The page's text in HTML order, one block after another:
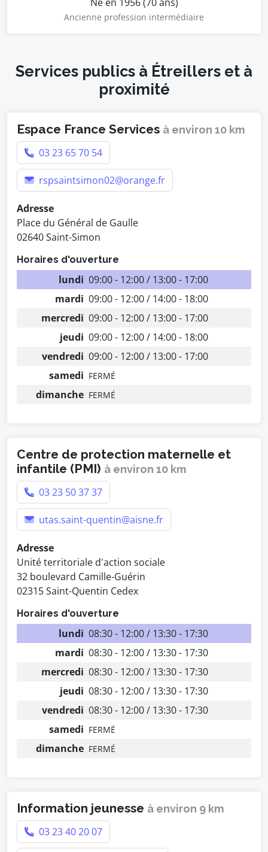
Ancienne profession intermédiaire
Services publics à Étreillers et à
proximité
Espace France Services à environ 10 km
03 23 65 70 54
rspsaintsimon02@orange.fr
Adresse
Place du Général de Gaulle
02640 Saint-Simon
Horaires d'ouverture
lundi 09:00 - 12:00 / 13:00 - 17:00
mardi 09:00 - 12:00 / 14:00 - 18:00
mercredi 09:00 - 12:00 / 13:00 - 17:00
jeudi 09:00 - 12:00 / 14:00 - 18:00
vendredi 09:00 - 12:00 / 13:00 - 17:00
samedi FERMÉ
dimanche FERMÉ
Centre de protection maternelle et
infantile (PMI) à environ 10 km
03 23 50 37 37
utas.saint-quentin@aisne.fr
Adresse
Unité territoriale d'action sociale
32 boulevard Camille-Guérin
02315 Saint-Quentin Cedex
Horaires d'ouverture
lundi 08:30 - 12:00 / 13:30 - 17:30
mardi 08:30 - 12:00 / 13:30 - 17:30
mercredi 08:30 - 12:00 / 13:30 - 17:30
jeudi 08:30 - 12:00 / 13:30 - 17:30
vendredi 08:30 - 12:00 / 13:30 - 17:30
samedi FERMÉ
dimanche FERMÉ
Information jeunesse à environ 9 km
03 23 40 20 07